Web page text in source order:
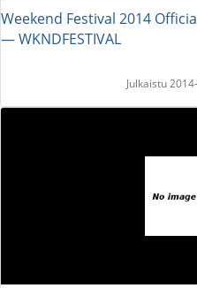
Weekend Festival 2014
― WKNDFESTIVAL
Julkaistu